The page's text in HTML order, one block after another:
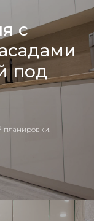
с
под
планировки.